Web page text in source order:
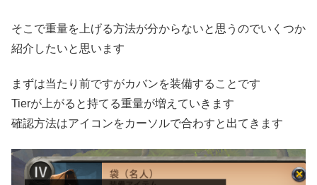
そこで重量を上げる方法が分からないと思うのでいくつか
紹介したいと思います
まずは当たり前ですがカバンを装備することです
Tierが上がると持てる重量が増えていきます
確認方法はアイコンをカーソルで合わすと出てきます